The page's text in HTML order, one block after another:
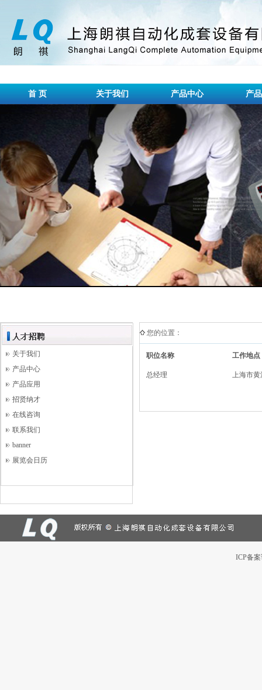
首 页 关于我们 产品中心 产
关于我们
产品中心
产品应用
招贤纳才
在线咨询
联系我们
banner
展览会日历
您的位置：
职位名称 工作地点
总经理 上海市黄
ICP备案